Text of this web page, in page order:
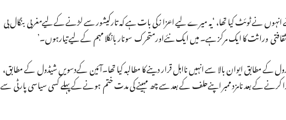
نے ٹوئٹ کیا تھا، ‘یہ میرے لیے اعزا زکی بات ہے کہ تارکیشور سے لڑنے کے لیےمغربی بنگال بی
وراثت کا ایک مرکز ہے۔ میں ایک نئےاورمتحرک سونار بانگلا مہم کے لیے تیارہوں۔’
کے مطابق ایوان بالا سے انہیں نااہل قرار دینے کا مطالبہ کیا تھا۔آئین کےدسویں شیڈول کے مطابق،
ہوں)کو پورا کرنے کے بعد نامزد ممبر اپنےحلف کے بعد سے چھ مہینے کی مدت ختم ہونے کے پہلے کسی سیاسی پارٹی سے